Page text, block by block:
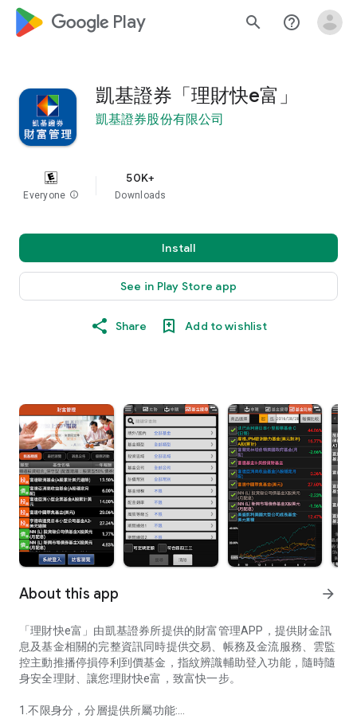
google_logo Play search help_outline
凱基證券「理財快e富」
凱基證券股份有限公司
Everyone info
50K+
Downloads
Install
See in Play Store app
Share Add to wishlist
About this app arrow_forward
「理財快e富」由凱基證券所提供的財富管理APP，提供財金訊
息及基金相關的完整資訊同時提供交易、帳務及金流服務、雲監
控主動推播停損停利到價基金，指紋辨識輔助登入功能，隨時隨
身安全理財、讓您理財快e富，致富快一步。
1.不限身分，分層提供所屬功能: